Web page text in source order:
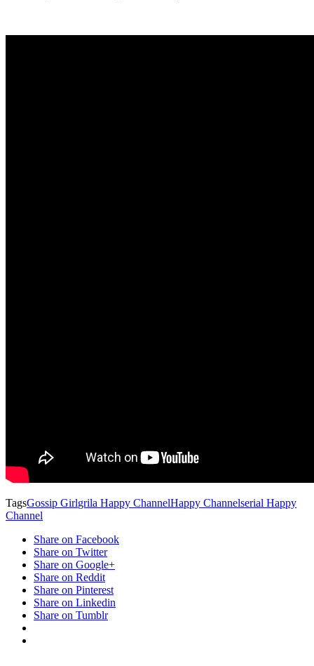
TagsGossip Girlgrila Happy ChannelHappy Channelserial Happy
Channel
Share on Facebook
Share on Twitter
Share on Google+
Share on Reddit
Share on Pinterest
Share on Linkedin
Share on Tumblr